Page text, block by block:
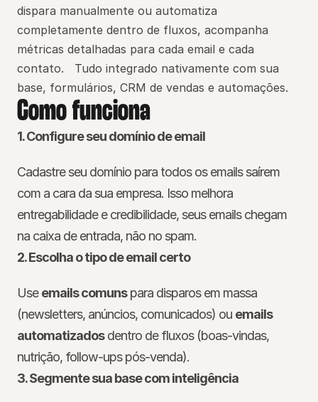
dispara manualmente ou automatiza
completamente dentro de fluxos, acompanha
métricas detalhadas para cada email e cada
contato.   Tudo integrado nativamente com sua
base, formulários, CRM de vendas e automações.
Como funciona
1. Configure seu domínio de email
Cadastre seu domínio para todos os emails saírem
com a cara da sua empresa. Isso melhora
entregabilidade e credibilidade, seus emails chegam
na caixa de entrada, não no spam.
2. Escolha o tipo de email certo
Use emails comuns para disparos em massa
(newsletters, anúncios, comunicados) ou emails
automatizados dentro de fluxos (boas-vindas,
nutrição, follow-ups pós-venda).
3. Segmente sua base com inteligência